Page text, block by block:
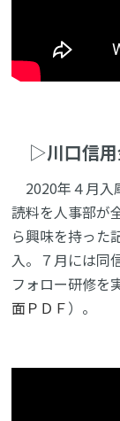
▷川口信
2020年４月入
読料を人事部が
ら興味を持った
入。７月には同
フォロー研修を
面ＰＤＦ）。